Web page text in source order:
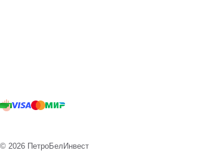
© 2026 ПетроБелИнвест